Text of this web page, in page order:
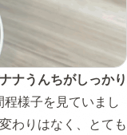
ナうんちがしっかり
様子を見ていまし
わりはなく、とても